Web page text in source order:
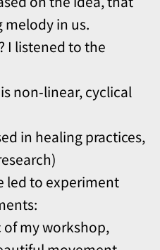
melody in us.
I listened to the
non-linear, cyclical
in healing practices,
led to experiment
of my workshop,